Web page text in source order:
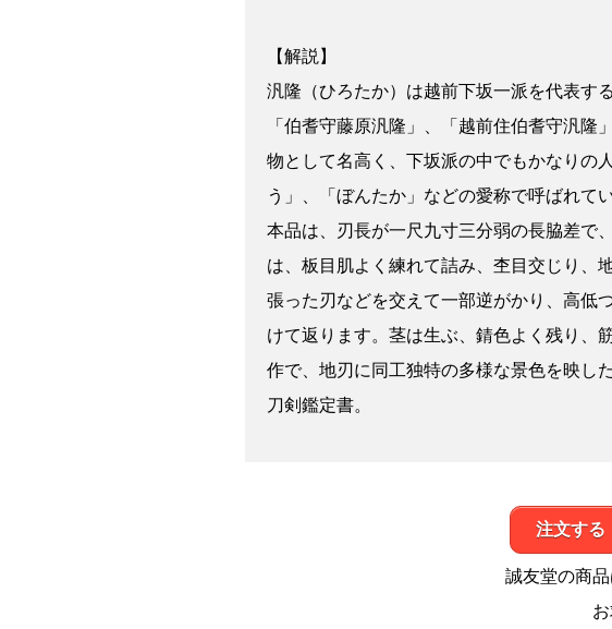
【解説】
汎隆（ひろたか）は越前下坂一派を代表す
「伯耆守藤原汎隆」、「越前住伯耆守汎
物として名高く、下坂派の中でもかなりの
う」、「ぼんたか」などの愛称で呼ばれてい
本品は、刃長が一尺九寸三分弱の長脇差で
は、板目肌よく練れて詰み、杢目交じり、
張った刃などを交えて一部逆がかり、高低
けて返ります。茎は生ぶ、錆色よく残り、
作で、地刃に同工独特の多様な景色を映し
刀剣鑑定書。
注文する
誠友堂の商